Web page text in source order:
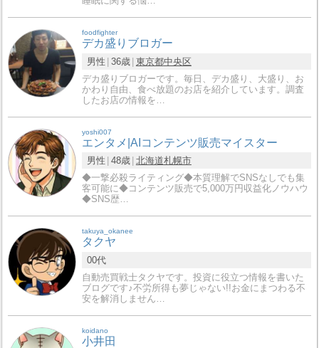
foodfighter
デカ盛りブロガー
男性 36歳 東京都中央区
デカ盛りブロガーです。毎日、デカ盛り、大盛り、お
かわり自由、食べ放題のお店を紹介しています。調査
したお店の情報を…
yoshi007
エンタメ|AIコンテンツ販売マイスター
男性 48歳 北海道札幌市
◆一撃必殺ライティング◆本質理解でSNSなしでも集
客可能に◆コンテンツ販売で5,000万円収益化ノウハウ
◆SNS歴…
takuya_okanee
タクヤ
00代
自動売買戦士タクヤです。投資に役立つ情報を書いた
ブログです♪不労所得も夢じゃない!!お金にまつわる不
安を解消しません…
koidano
小井田